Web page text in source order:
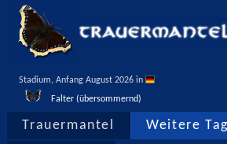
Stadium, Anfang August 2026 in
Falter (übersommernd)
Trauermantel Weitere